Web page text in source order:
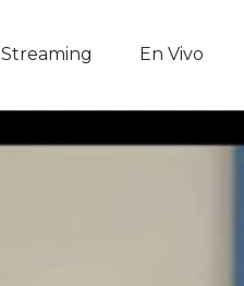
Streaming En Vivo